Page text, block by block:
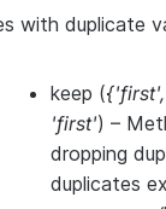
with duplicate
keep ({'first',
'first') –
dropping
duplicates